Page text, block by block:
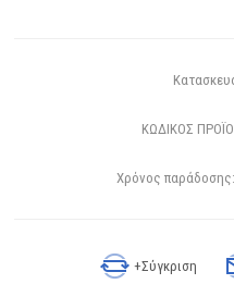
ΚΩΔΙΚΟΣ
Χρόνος παράδοσης:
+Σύγκριση